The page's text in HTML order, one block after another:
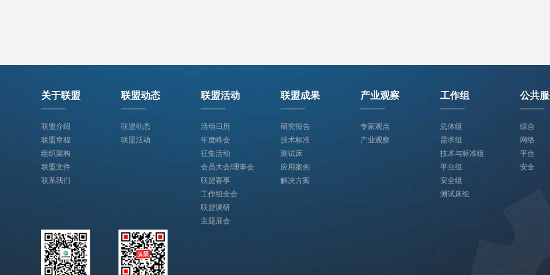
关于联盟
联盟介绍
联盟章程
组织架构
联盟文件
联系我们
联盟动态
联盟动态
联盟活动
联盟活动
活动日历
年度峰会
征集活动
会员大会/理事会
联盟赛事
工作组全会
联盟调研
主题展会
联盟成果
研究报告
技术标准
测试床
应用案例
解决方案
产业观察
专家观点
产业观察
工作组
总体组
需求组
技术与标准组
平台组
安全组
测试床组
公共
综合
网络
平台
安全